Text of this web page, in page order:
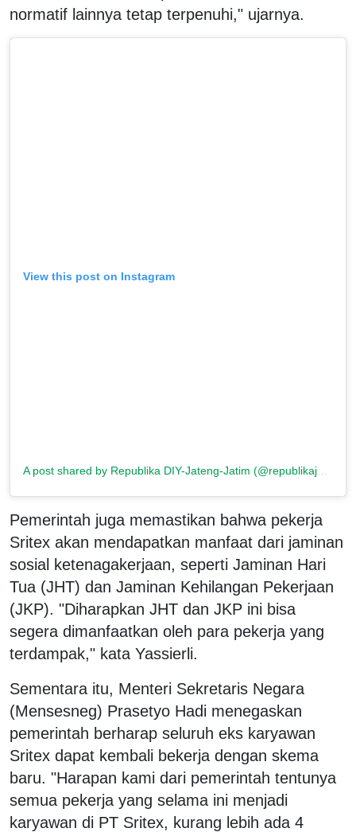
normatif lainnya tetap terpenuhi," ujarnya.
View this post on Instagram
A post shared by Republika DIY-Jateng-Jatim (@republikajogja)
Pemerintah juga memastikan bahwa pekerja
Sritex akan mendapatkan manfaat dari jaminan
sosial ketenagakerjaan, seperti Jaminan Hari
Tua (JHT) dan Jaminan Kehilangan Pekerjaan
(JKP). "Diharapkan JHT dan JKP ini bisa
segera dimanfaatkan oleh para pekerja yang
terdampak," kata Yassierli.
Sementara itu, Menteri Sekretaris Negara
(Mensesneg) Prasetyo Hadi menegaskan
pemerintah berharap seluruh eks karyawan
Sritex dapat kembali bekerja dengan skema
baru. "Harapan kami dari pemerintah tentunya
semua pekerja yang selama ini menjadi
karyawan di PT Sritex, kurang lebih ada 4